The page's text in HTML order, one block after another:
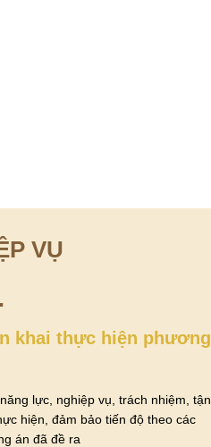
VỤ
khai thực hiện phương
lực, nghiệp vụ, trách nhiệm, tận
hiện, đảm bảo tiến độ theo các
án đã đề ra